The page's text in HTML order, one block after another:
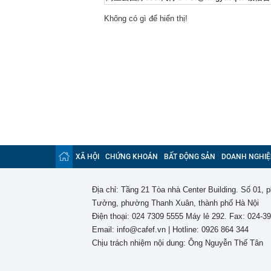
online của
16:12
Cổ phiếu DN
đã xảy ra?
Phương án
làm Trưởng
16:07
Chủ tịch Hải
Không có gì để hiển thị!
XÃ HỘI CHỨNG KHOÁN BẤT ĐỘNG SẢN DOANH
Địa chỉ: Tầng 21 Tòa nhà Center Building. Số 01,
Tưởng, phường Thanh Xuân, thành phố Hà Nội
Điện thoại: 024 7309 5555 Máy lẻ 292. Fax: 024-
Email: info@cafef.vn | Hotline: 0926 864 344
Chịu trách nhiệm nội dung: Ông Nguyễn Thế Tân